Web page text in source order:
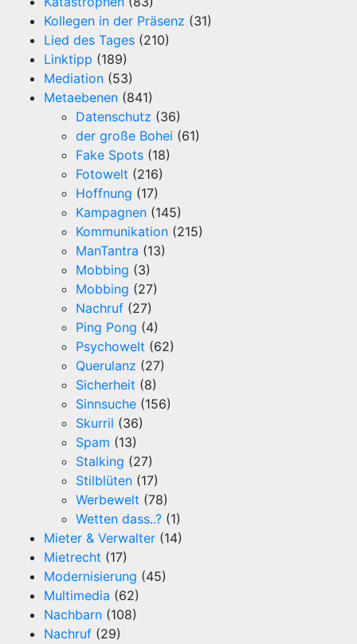
Kollegen in der Präsenz (31)
Lied des Tages (210)
Linktipp (189)
Mediation (53)
Metaebenen (841)
Datenschutz (36)
der große Bohei (61)
Fake Spots (18)
Fotowelt (216)
Hoffnung (17)
Kampagnen (145)
Kommunikation (215)
ManTantra (13)
Mobbing (3)
Mobbing (27)
Nachruf (27)
Ping Pong (4)
Psychowelt (62)
Querulanz (27)
Sicherheit (8)
Sinnsuche (156)
Skurril (36)
Spam (13)
Stalking (27)
Stilblüten (17)
Werbewelt (78)
Wetten dass..? (1)
Mieter & Verwalter (14)
Mietrecht (17)
Modernisierung (45)
Multimedia (62)
Nachbarn (108)
Nachruf (29)